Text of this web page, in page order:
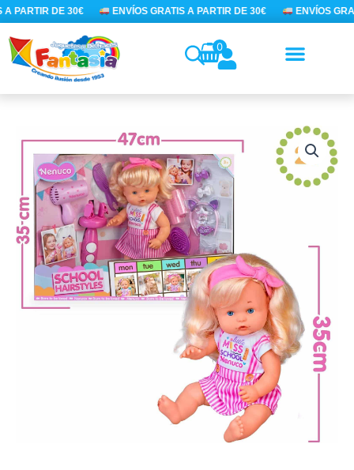
Ir
al
contenido
PARTIR DE 30€ ENVÍOS GRATIS A PARTIR DE 30€ ENVÍOS
0